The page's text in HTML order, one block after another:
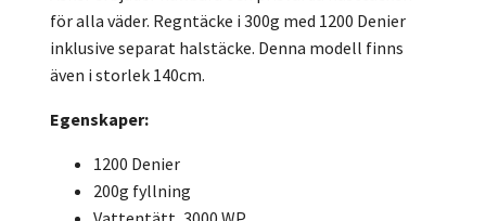
för alla väder. Regntäcke i 300g med 1200 Denier
inklusive separat halstäcke. Denna modell finns
även i storlek 140cm.
Egenskaper:
1200 Denier
200g fyllning